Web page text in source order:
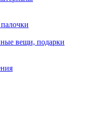
вещи, подарки